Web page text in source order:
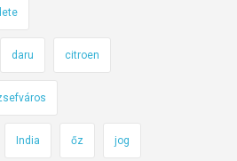
daru citroen
India őz jog